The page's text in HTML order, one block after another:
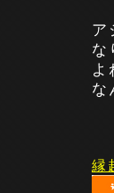
ア
な
な
縁